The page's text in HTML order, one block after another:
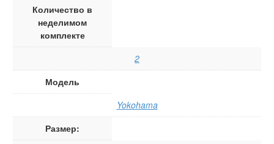
Количество в
неделимом
комплекте
2
Модель
Yokohama
Размер: